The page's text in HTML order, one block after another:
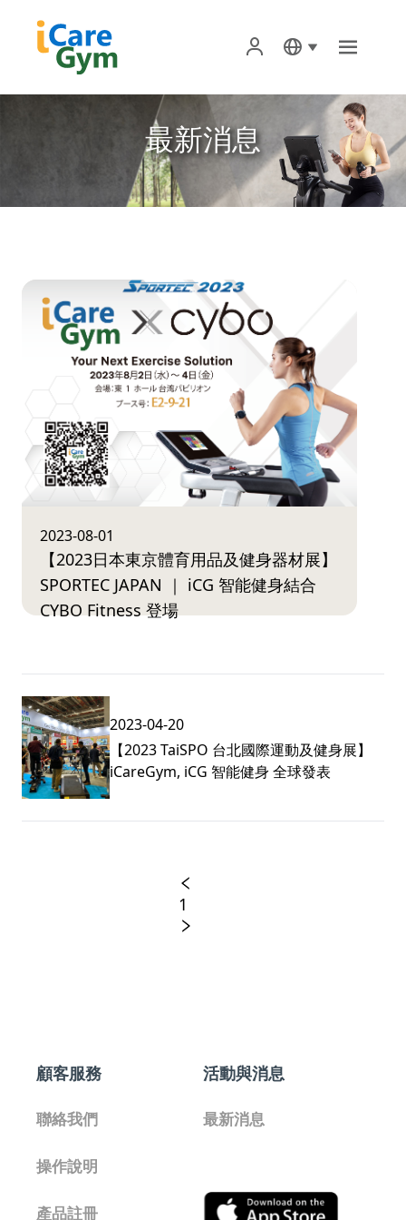
關於iCareGym iCG 智能健身
iCG智能健身專屬服務
最新消息
2023-08-01
【2023日本東京體育用品及健身器材展】
SPORTEC JAPAN ｜ iCG 智能健身結合
CYBO Fitness 登場
2023-04-20
【2023 TaiSPO 台北國際運動及健身展】
iCareGym, iCG 智能健身 全球發表
1
顧客服務
聯絡我們
操作說明
產品註冊
活動與消息
最新消息